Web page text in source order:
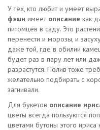
У тех, кто любит и умеет
фэшн имеет описание как
питомцев в саду. Это
перенести и морозы, и
даже той, где в обилии
будет раз в пару лет или
разрастутся. Полив тоже
желательно подбирать с
загнивали.
Для букетов описание
цветы всегда пользуются
цветами бутоны этого